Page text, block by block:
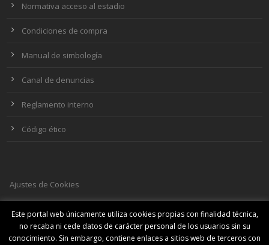
Normativa acceso al estadio
Condiciones de compra
Manual de simbología
Canal de denuncias
Reglamento interno
Código ético
Ajustes de Cookies
SOCIAL MEDIA
Este portal web únicamente utiliza cookies propias con finalidad técnica,
no recaba ni cede datos de carácter personal de los usuarios sin su
conocimiento. Sin embargo, contiene enlaces a sitios web de terceros con